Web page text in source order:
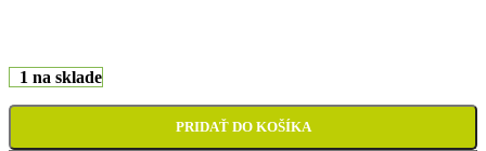
1 na sklade
PRIDAŤ DO KOŠÍKA